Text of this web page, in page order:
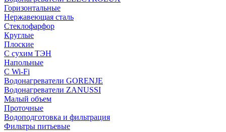
Горизонтальные
Нержавеющая сталь
Стеклофарфор
Круглые
Плоские
С сухим ТЭН
Напольные
С Wi-Fi
Водонагреватели GORENJE
Водонагреватели ZANUSSI
Малый объем
Проточные
Водоподготовка и фильтрация
Фильтры питьевые